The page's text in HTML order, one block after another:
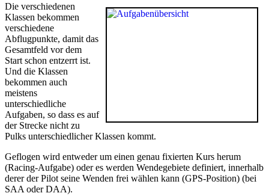
Die verschiedenen
Klassen bekommen
verschiedene
Abflugpunkte, damit das
Gesamtfeld vor dem
Start schon entzerrt ist.
Und die Klassen
bekommen auch
meistens
unterschiedliche
Aufgaben, so dass es auf
der Strecke nicht zu
Pulks unterschiedlicher Klassen kommt.
Geflogen wird entweder um einen genau fixierten Kurs herum
(Racing-Aufgabe) oder es werden Wendegebiete definiert, innerhalb
derer der Pilot seine Wenden frei wählen kann (GPS-Position) (bei
SAA oder DAA).